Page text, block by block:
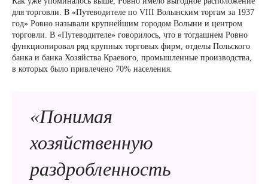
для торговли. В «Путеводителе по VIII Волынским торгам за 1937
год» Ровно называли крупнейшим городом Волыни и центром
торговли. В «Путеводителе» говорилось, что в тогдашнем Ровно
функционировал ряд крупных торговых фирм, отделы Польского
банка и банка Хозяйства Краевого, промышленные производства,
в которых было привлечено 70% населения.
«Понимая
хозяйственную
раздробленность